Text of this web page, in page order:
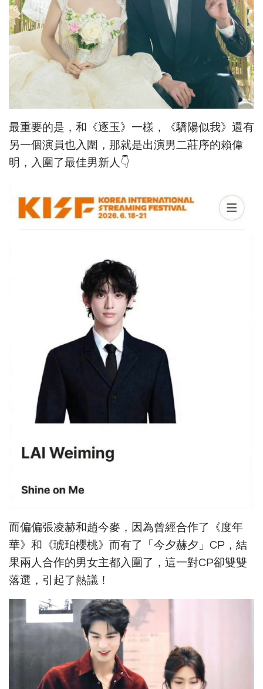
最重要的是，和《逐玉》一樣，《驕陽似我》還有
另一個演員也入圍，那就是出演男二莊序的賴偉
明，入圍了最佳男新人👇
而偏偏張凌赫和趙今麥，因為曾經合作了《度年
華》和《琥珀櫻桃》而有了「今夕赫夕」CP，結
果兩人合作的男女主都入圍了，這一對CP卻雙雙
落選，引起了熱議！